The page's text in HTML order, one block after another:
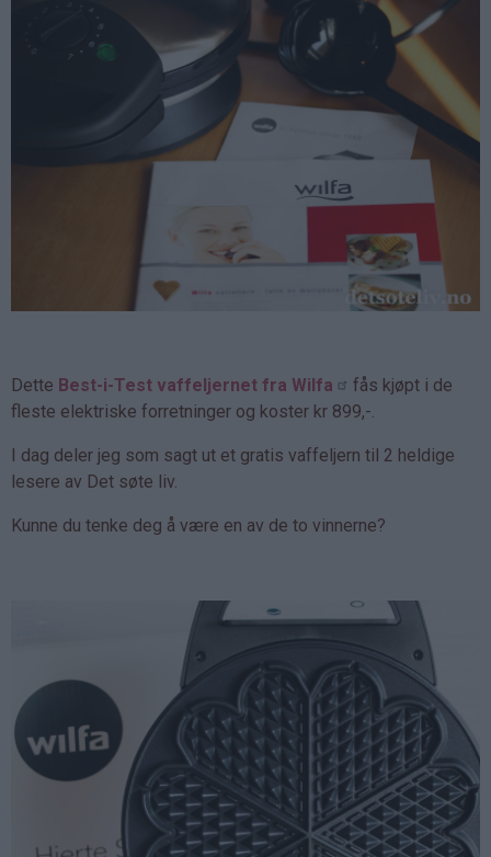
Dette Best-i-Test vaffeljernet fra Wilfa
fås kjøpt i de
fleste elektriske forretninger og koster kr 899,-.
I dag deler jeg som sagt ut et gratis vaffeljern til 2 heldige
lesere av Det søte liv.
Kunne du tenke deg å være en av de to vinnerne?